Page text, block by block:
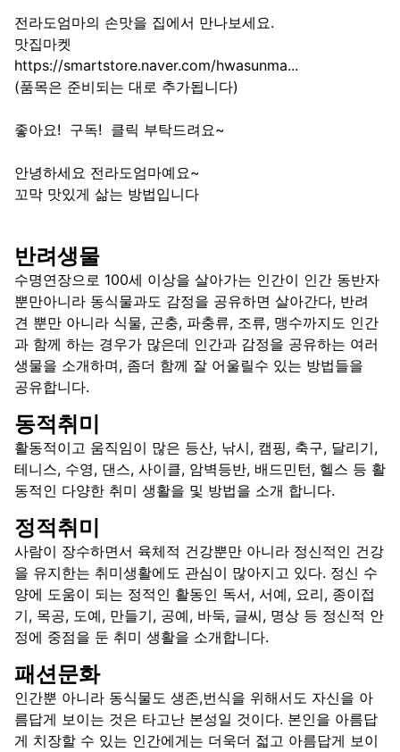
전라도엄마의 손맛을 집에서 만나보세요.
맛집마켓
https://smartstore.naver.com/hwasunma...
(품목은 준비되는 대로 추가됩니다)
좋아요! 구독! 클릭 부탁드려요~
안녕하세요 전라도엄마예요~
꼬막 맛있게 삶는 방법입니다
반려생물
수명연장으로 100세 이상을 살아가는 인간이 인간 동반자
뿐만아니라 동식물과도 감정을 공유하면 살아간다, 반려
견 뿐만 아니라 식물, 곤충, 파충류, 조류, 맹수까지도 인간
과 함께 하는 경우가 많은데 인간과 감정을 공유하는 여러
생물을 소개하며, 좀더 함께 잘 어울릴수 있는 방법들을
공유합니다.
동적취미
활동적이고 움직임이 많은 등산, 낚시, 캠핑, 축구, 달리기,
테니스, 수영, 댄스, 사이클, 암벽등반, 배드민턴, 헬스 등 활
동적인 다양한 취미 생활을 및 방법을 소개 합니다.
정적취미
사람이 장수하면서 육체적 건강뿐만 아니라 정신적인 건강
을 유지한는 취미생활에도 관심이 많아지고 있다. 정신 수
양에 도움이 되는 정적인 활동인 독서, 서예, 요리, 종이접
기, 목공, 도예, 만들기, 공예, 바둑, 글씨, 명상 등 정신적 안
정에 중점을 둔 취미 생활을 소개합니다.
패션문화
인간뿐 아니라 동식물도 생존,번식을 위해서도 자신을 아
름답게 보이는 것은 타고난 본성일 것이다. 본인을 아름답
게 치장할 수 있는 인간에게는 더욱더 젋고 아름답게 보이